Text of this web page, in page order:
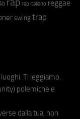
rap italiano reggae
swing trap
Ti leggiamo.
polemiche e
dalla tua, non